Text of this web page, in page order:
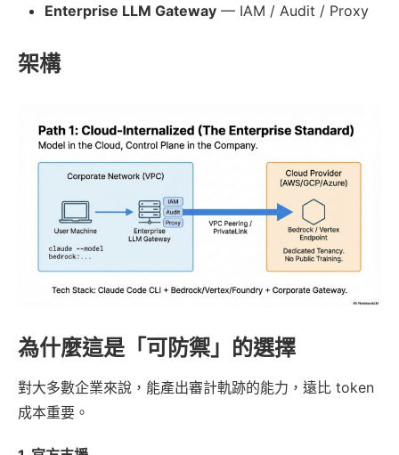
Enterprise LLM Gateway — IAM / Audit / Proxy
架構
為什麼這是「可防禦」的選擇
對大多數企業來說，能產出審計軌跡的能力，遠比 token
成本重要。